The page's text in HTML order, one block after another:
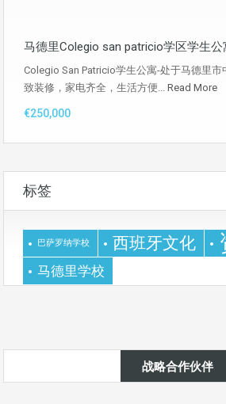
马德里Colegio san patricio学区学生公
Colegio San Patricio学生公寓-处于马德里
致装修，家电齐全，生活方便... Read More
€250,000
标签
巴萨罗纳学校 西班牙文化
马德里学校
战略合作伙伴